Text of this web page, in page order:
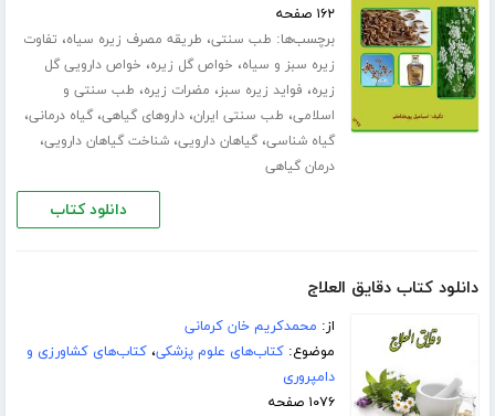
۱۶۲ صفحه
برچسب‌ها: طب سنتی، طریقه مصرف زیره سیاه، تفاوت
زیره سبز و سیاه، خواص گل زیره، خواص دارویی گل
زیره، فواید زیره سبز، مضرات زیره، طب سنتی و
اسلامی، طب سنتی ایران،داروهای گیاهی،گیاه درمانی،
گیاه شناسی،گیاهان دارویی،شناخت گیاهان دارویی،
درمان گیاهی
دانلود کتاب
دانلود کتاب دقایق العلاج
از: محمدکریم خان کرمانی
موضوع:کتاب‌های علوم پزشکی،کتاب‌های کشاورزی و
دامپروری
۱۰۷۶ صفحه